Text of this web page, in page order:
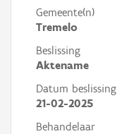
Gemeente(n)
Tremelo
Beslissing
Aktename
Datum beslissing
21-02-2025
Behandelaar